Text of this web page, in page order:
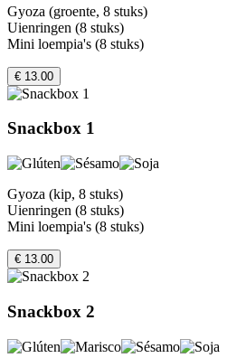
Gyoza (groente, 8 stuks)
Uienringen (8 stuks)
Mini loempia's (8 stuks)
€ 13.00
Snackbox 1
Gyoza (kip, 8 stuks)
Uienringen (8 stuks)
Mini loempia's (8 stuks)
€ 13.00
Snackbox 2